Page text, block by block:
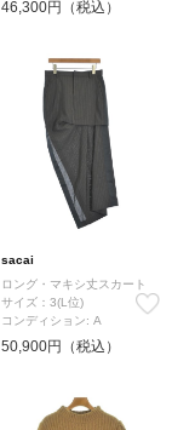
46,300円（税込）
sacai
ロング・マキシ丈スカート
サイズ：3(L位)
コンディション: A
50,900円（税込）